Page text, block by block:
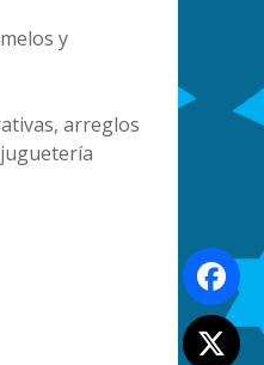
y
arreglos